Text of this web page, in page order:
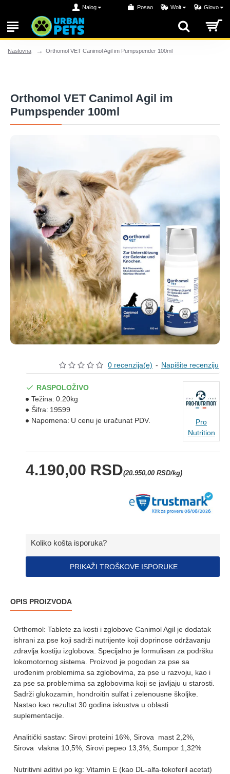
Nalog Posao Wolt Glovo
Naslovna Orthomol VET Canimol Agil im Pumpspender 100ml
Orthomol VET Canimol Agil im
Pumpspender 100ml
0 recenzija(e) - Napišite recenziju
4.190,00 RSD(20.950,00 RSD/kg)
RASPOLOŽIVO
Težina: 0.20kg
Šifra: 19599
Napomena: U cenu je uračunat PDV.
Pro
Nutrition
Koliko košta isporuka?
PRIKAŽI TROŠKOVE ISPORUKE
OPIS PROIZVODA
Orthomol: Tablete za kosti i zglobove Canimol Agil je dodatak
ishrani za pse koji sadrži nutrijente koji doprinose održavanju
zdravlja kostiju izglobova. Specijalno je formulisan za podršku
lokomotornog sistema. Proizvod je pogodan za pse sa
urođenim problemima sa zglobovima, za pse u razvoju, kao i
za pse sa problemima sa zglobovima koji se javljaju u starosti.
Sadrži glukozamin, hondroitin sulfat i zelenousne školjke.
Nastao kao rezultat 30 godina iskustva u oblasti
suplementacije.
Analitički sastav: Sirovi proteini 16%, Sirova mast 2,2%,
Sirova vlakna 10,5%, Sirovi pepeo 13,3%, Sumpor 1,32%
Nutritivni aditivi po kg: Vitamin E (kao DL-alfa-tokoferil acetat)